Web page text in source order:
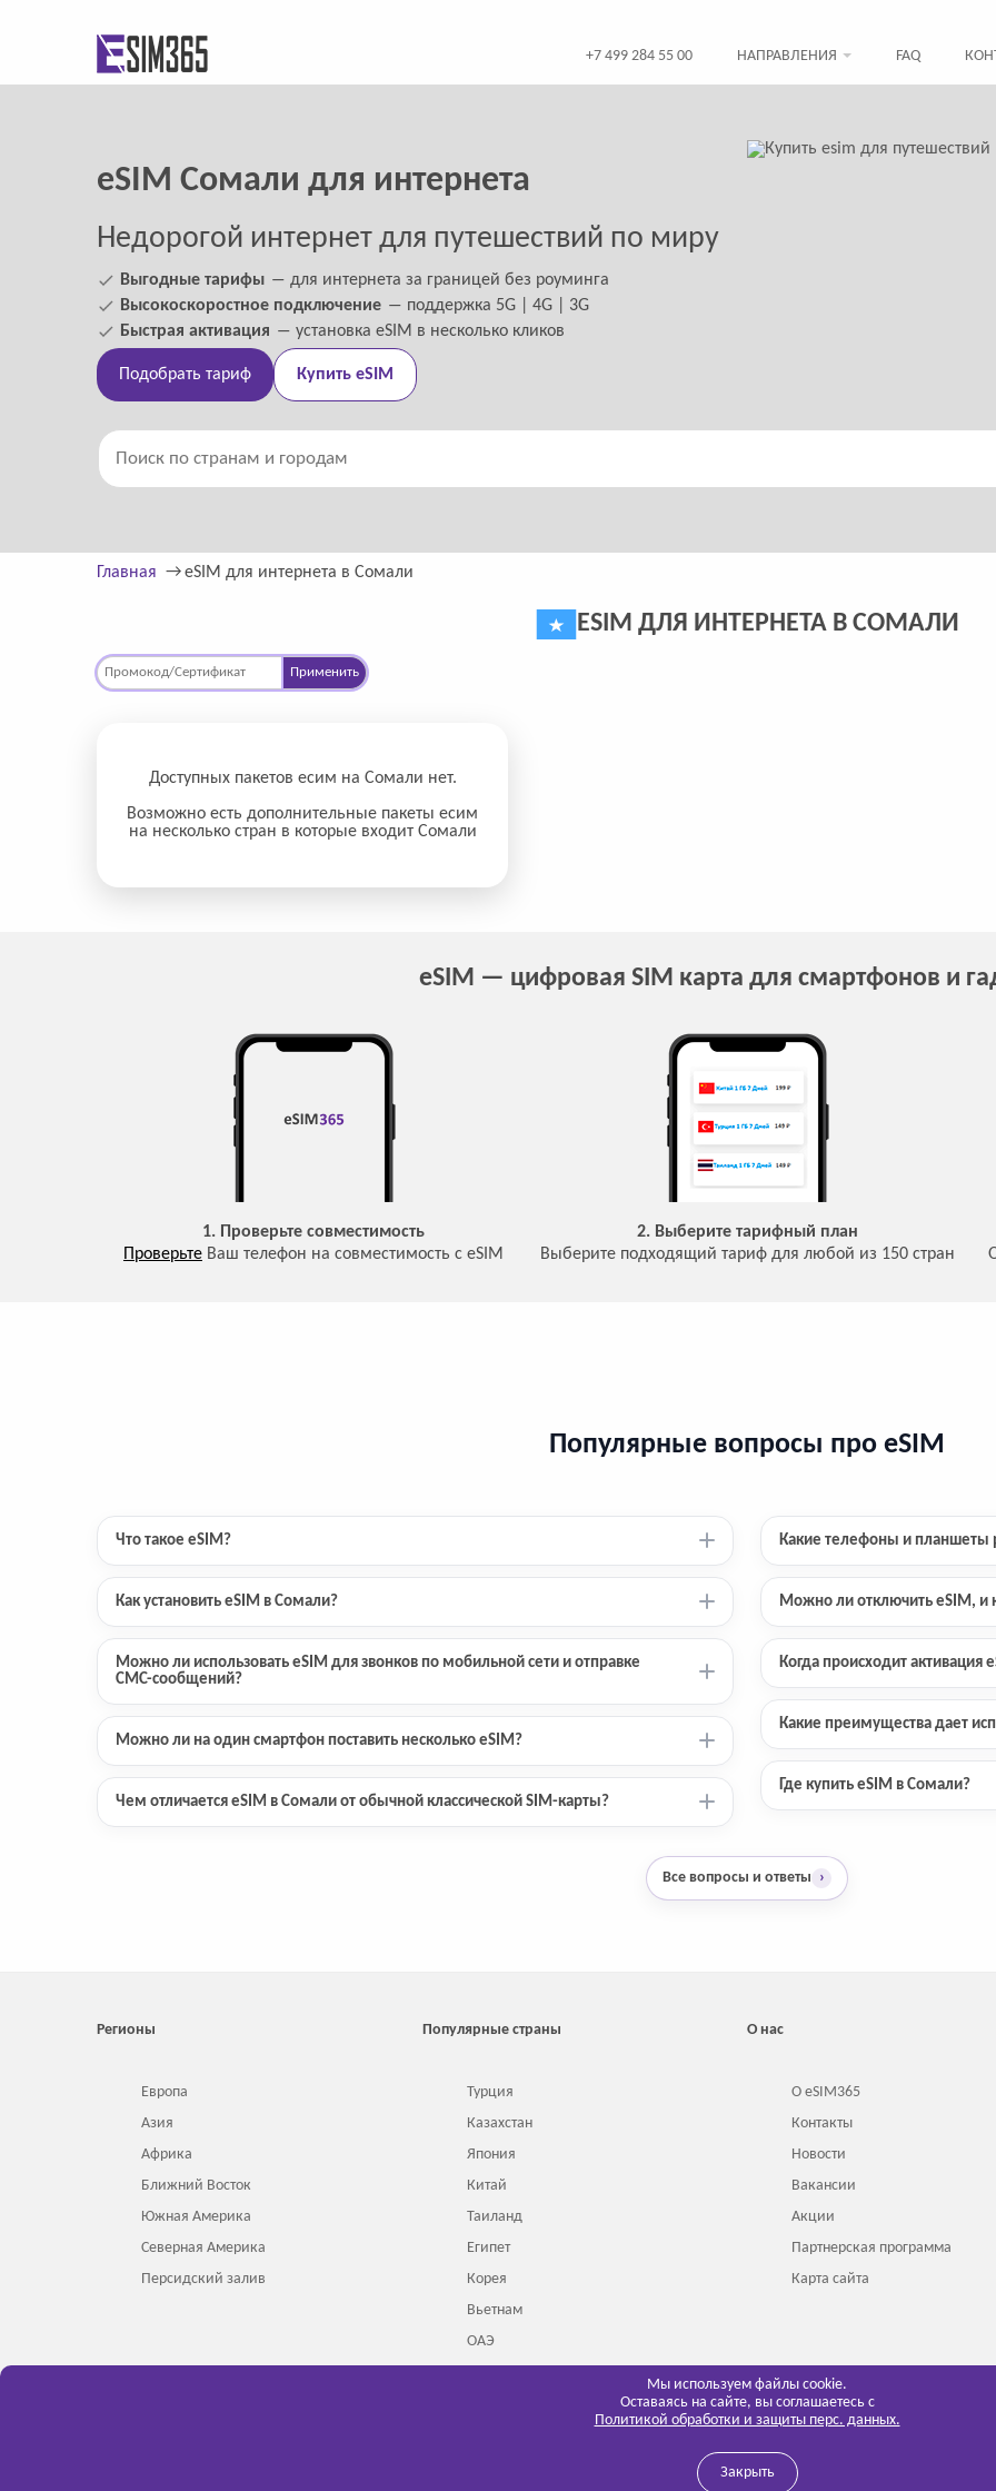
+7 499 284 55 00 НАПРАВЛЕНИЯ FAQ
eSIM Сомали для интернета
Недорогой интернет для путешествий по миру
Выгодные тарифы ― для интернета за границей без роуминга
Высокоскоростное подключение ― поддержка 5G | 4G | 3G
Быстрая активация ― установка eSIM в несколько кликов
Подобрать тариф Купить eSIM
Главная eSIM для интернета в Сомали
ESIM ДЛЯ ИНТЕРНЕТА В СОМАЛИ
Применить
Доступных пакетов есим на Сомали нет.
Возможно есть дополнительные пакеты есим
на несколько стран в которые входит Сомали
eSIM — цифровая SIM карта для смартфонов и
1. Проверьте совместимость
Проверьте Ваш телефон на совместимость с eSIM
2. Выберите тарифный план
Выберите подходящий тариф для любой из 150 стран
Популярные вопросы про eSIM
Что такое eSIM?
Как установить eSIM в Сомали?
Можно ли использовать eSIM для звонков по мобильной сети и отправке
СМС-сообщений?
Можно ли на один смартфон поставить несколько eSIM?
Чем отличается eSIM в Сомали от обычной классической SIM-карты?
Какие телефоны и планшеты
Можно ли отключить eSIM, и
Когда происходит активация
Какие преимущества дает
Где купить eSIM в Сомали?
Все вопросы и ответы ›
Регионы
Европа
Азия
Африка
Ближний Восток
Южная Америка
Северная Америка
Персидский залив
Популярные страны
Турция
Казахстан
Япония
Китай
Таиланд
Египет
Корея
Вьетнам
ОАЭ
О нас
О eSIM365
Контакты
Новости
Вакансии
Акции
Партнерская программа
Карта сайта
Мы используем файлы cookie.
Оставаясь на сайте, вы соглашаетесь с
Политикой обработки и защиты перс. данных.
Закрыть